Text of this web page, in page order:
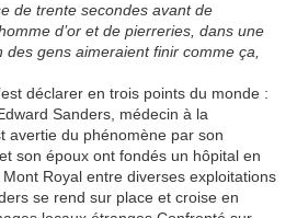
de trente secondes avant de
d’or et de pierreries, dans une
gens aimeraient finir comme ça,
déclarer en trois points du monde :
Sanders, médecin à la
avertie du phénomène par son
son époux ont fondés un hôpital en
Royal entre diverses exploitations
se rend sur place et croise en